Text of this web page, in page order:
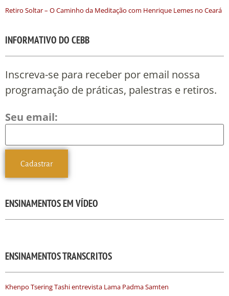
Retiro Soltar – O Caminho da Meditação com Henrique Lemes no Ceará
INFORMATIVO DO CEBB
Inscreva-se para receber por email nossa
programação de práticas, palestras e retiros.
Seu email:
ENSINAMENTOS EM VÍDEO
ENSINAMENTOS TRANSCRITOS
Khenpo Tsering Tashi entrevista Lama Padma Samten